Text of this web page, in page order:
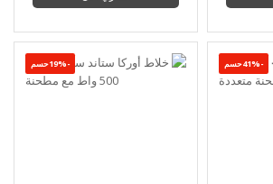
-41%حسم -19%حسم